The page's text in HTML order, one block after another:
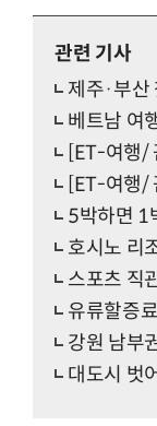
관련 기사
제주·부
베트남 여
[ET-여행/
[ET-여행/
5박하면 1
호시노 리
스포츠 직
유류할증
강원 남부
대도시 벗